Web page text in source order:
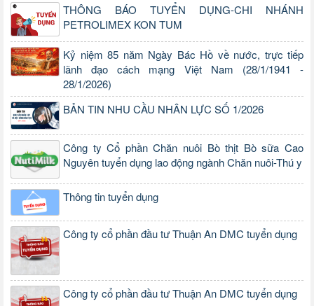
THÔNG BÁO TUYỂN DỤNG-CHI NHÁNH
PETROLIMEX KON TUM
Kỷ niệm 85 năm Ngày Bác Hồ về nước, trực tiếp
lãnh đạo cách mạng Việt Nam (28/1/1941 -
28/1/2026)
BẢN TIN NHU CẦU NHÂN LỰC SỐ 1/2026
Công ty Cổ phần Chăn nuôi Bò thịt Bò sữa Cao
Nguyên tuyển dụng lao động ngành Chăn nuôi-Thú y
Thông tin tuyển dụng
Công ty cổ phần đầu tư Thuận An DMC tuyển dụng
Công ty cổ phần đầu tư Thuận An DMC tuyển dụng